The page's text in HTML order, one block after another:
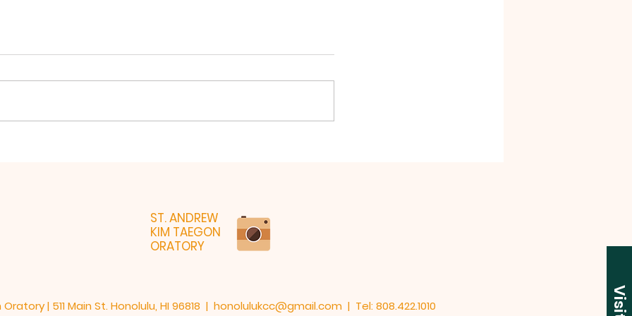
2026년 7월26일 미사 2026년 7월19일 미사
ST. ANDREW
KIM TAEGON
ORATORY
| 511 Main St. Honolulu, HI 96818 | honolulukcc@gmail.com | Tel: 808.422.1010